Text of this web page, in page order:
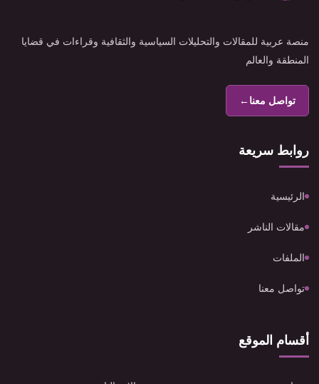
منصة عربية للمقالات والتحليلات السياسية والثقافية وقراءات في قضايا
المنطقة والعالم
تواصل معنا←
روابط سريعة
الرئيسية
مقالات الناشر
الملفات
تواصل معنا
أقسام الموقع